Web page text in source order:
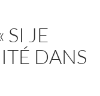
JE
DANS